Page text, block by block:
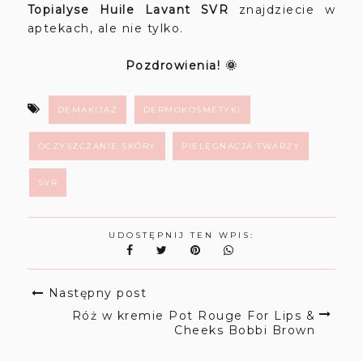
Topialyse Huile Lavant SVR znajdziecie w
aptekach, ale nie tylko.
Pozdrowienia! 🌞
DEMAKIJAŻ DERMOKOSMETYKI
OCZYSZCZANIE SKÓRY PIELĘGNACJA TWARZY
SVR
UDOSTĘPNIJ TEN WPIS:
Następny post
Róż w kremie Pot Rouge For Lips &
Cheeks Bobbi Brown